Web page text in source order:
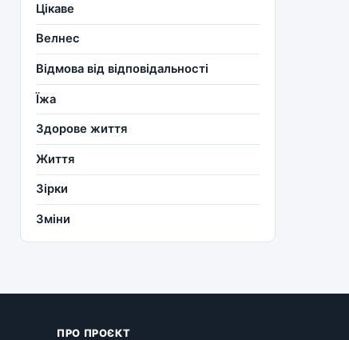
Цікаве
Велнес
Відмова від відповідальності
Їжа
Здорове життя
Життя
Зірки
Зміни
ПРО ПРОЄКТ